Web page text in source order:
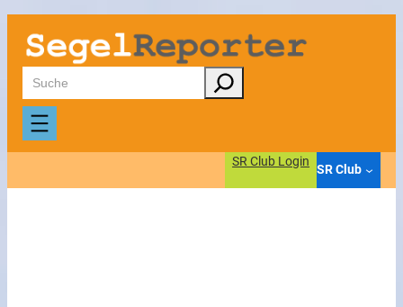
Zum
Inhalt
springen
Suchen
SR Club Login
SR Club